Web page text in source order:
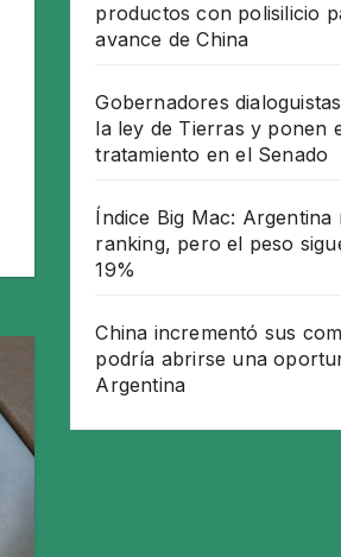
productos con polisilicio
avance de China
Gobernadores
la ley de Tierras y ponen
tratamiento en el Senado
Índice Big Mac: Argentina
ranking, pero el peso
19%
China incrementó sus
podría abrirse una
Argentina